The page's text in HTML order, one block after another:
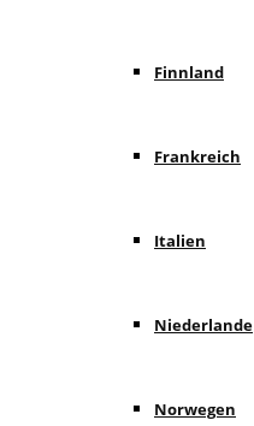
Finnland
Frankreich
Italien
Niederlande
Norwegen